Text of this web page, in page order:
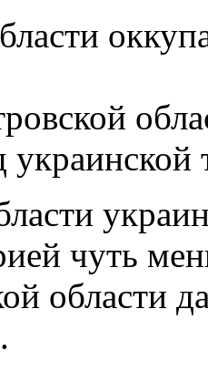
чуть
области